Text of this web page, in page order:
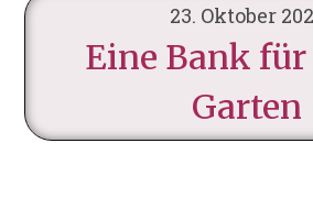
23. Oktober
Eine Bank für
Garten